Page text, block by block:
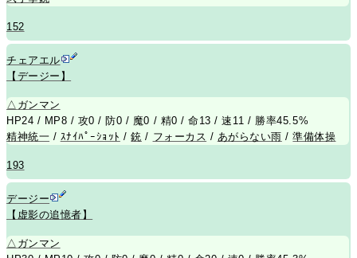
152
チェアエル
【デージー】
△ ガンマン
HP24 / MP8 / 攻0 / 防0 / 魔0 / 精0 / 命13 / 速11 / 勝率45.5%
精神統一 / ｽﾅｲﾊﾟｰｼｮｯﾄ /銃 / フォーカス / あがらない雨 /準備体操
193
デージー
【虚影の追憶者】
△ ガンマン